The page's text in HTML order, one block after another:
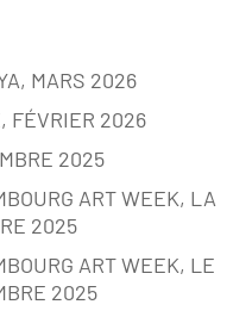
MARS 2026
FÉVRIER 2026
2025
ART WEEK, LA
2025
ART WEEK, LE
2025